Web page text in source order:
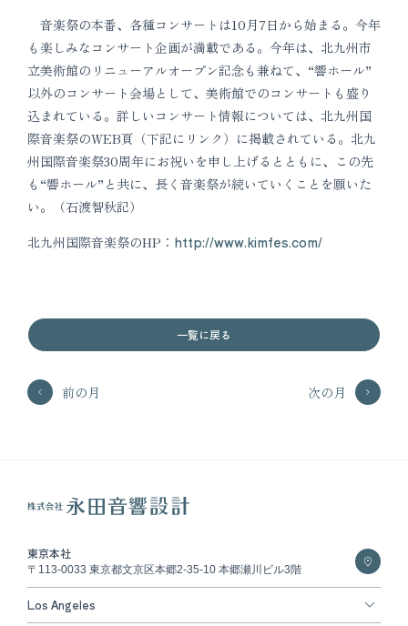
音楽祭の本番、各種コンサートは10月7日から始まる。今年
も楽しみなコンサート企画が満載である。今年は、北九州市
立美術館のリニューアルオープン記念も兼ねて、“響ホール”
以外のコンサート会場として、美術館でのコンサートも盛り
込まれている。詳しいコンサート情報については、北九州国
際音楽祭のWEB頁（下記にリンク）に掲載されている。北九
州国際音楽祭30周年にお祝いを申し上げるとともに、この先
も“響ホール”と共に、長く音楽祭が続いていくことを願いた
い。（石渡智秋記）
北九州国際音楽祭のHP： http://www.kimfes.com/
前の月
一覧に戻る
次の月
東京本社
〒113-0033 東京都文京区本郷2-35-10 本郷瀬川ビル3階
Los Angeles